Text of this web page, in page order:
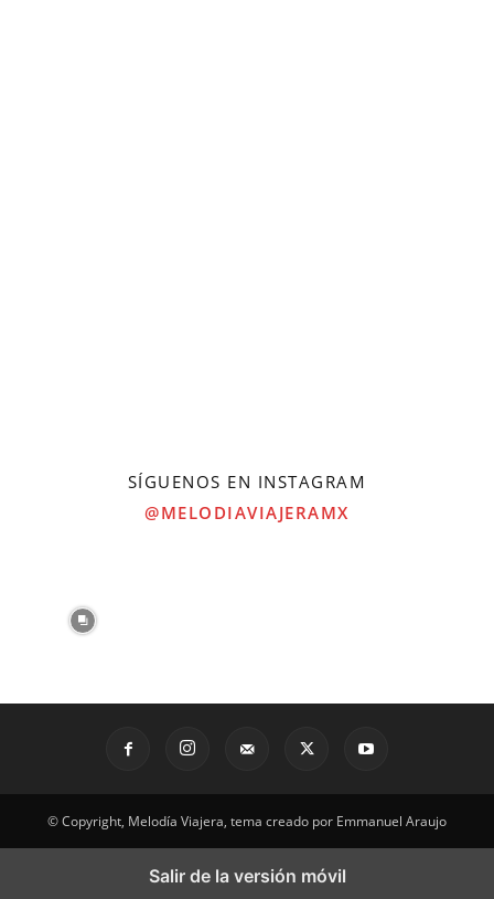
SÍGUENOS EN INSTAGRAM
@MELODIAVIAJERAMX
© Copyright, Melodía Viajera, tema creado por Emmanuel Araujo
Salir de la versión móvil